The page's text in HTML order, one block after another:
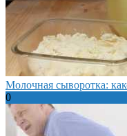
Молочная сыворотка:
0